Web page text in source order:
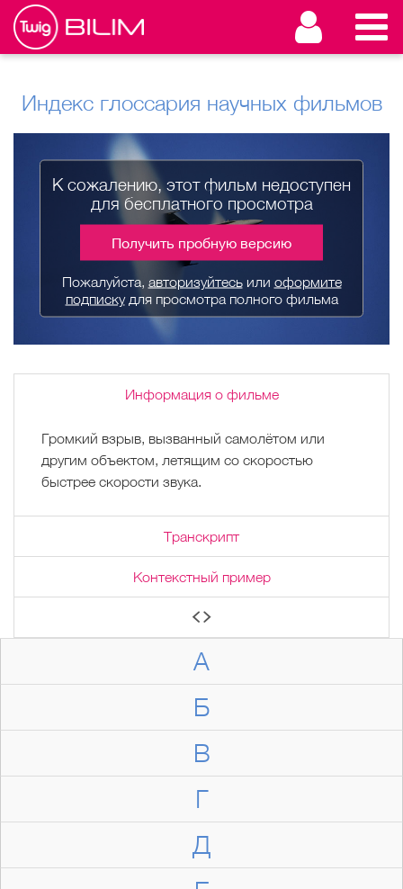
Индекс глоссария научных фильмов
А
Б
В
Г
Д
К сожалению, этот фильм недоступен
для бесплатного просмотра
Получить пробную версию
Пожалуйста, авторизуйтесьили оформите
подпискудля просмотра полного фильма
Информация о фильме
Громкий взрыв, вызванный самолётом или
другим объектом, летящим со скоростью
быстрее скорости звука.
Транскрипт
Контекстный пример